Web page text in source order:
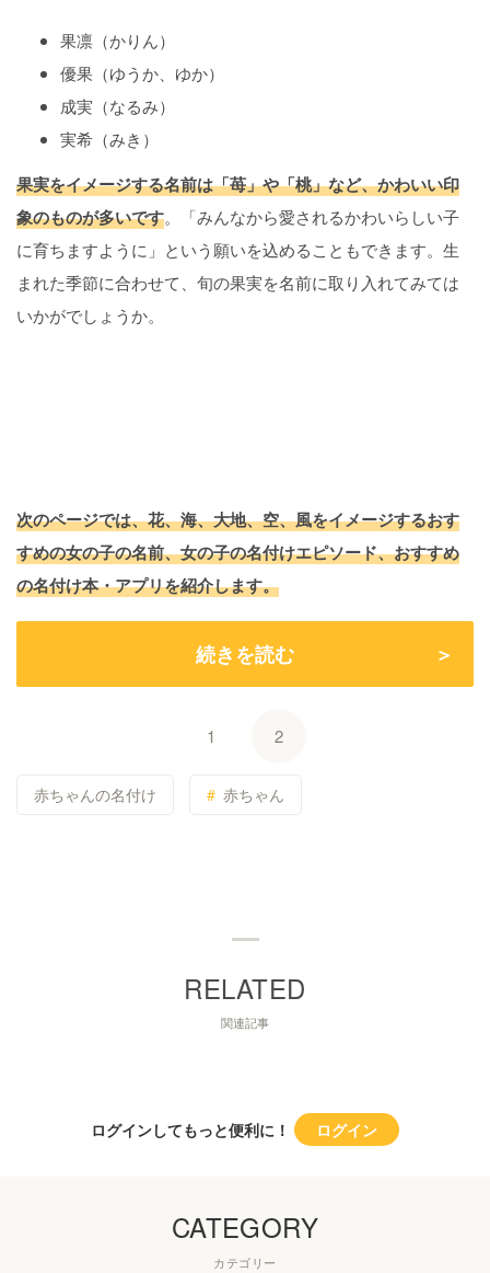
果凛（かりん）
優果（ゆうか、ゆか）
成実（なるみ）
実希（みき）
果実をイメージする名前は「苺」や「桃」など、かわいい印
象のものが多いです。「みんなから愛されるかわいらしい子
に育ちますように」という願いを込めることもできます。生
まれた季節に合わせて、旬の果実を名前に取り入れてみては
いかがでしょうか。
次のページでは、花、海、大地、空、風をイメージするおす
すめの女の子の名前、女の子の名付けエピソード、おすすめ
の名付け本・アプリを紹介します。
続きを読む
1 2
赤ちゃんの名付け 赤ちゃん
関連記事
ログインしてもっと便利に！ ログイン
CATEGORY
カテゴリー